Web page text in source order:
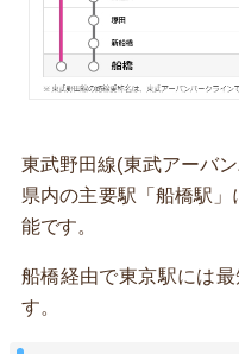
東武野田線(東武アーバ
県内の主要駅「船橋駅」
能です。
船橋経由で東京駅には
す。